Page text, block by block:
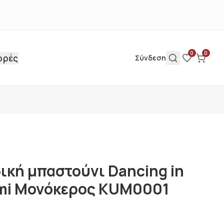
Σύνδεση
0 0
μπαστούνι Dancing in
Μονόκερος KUM0001